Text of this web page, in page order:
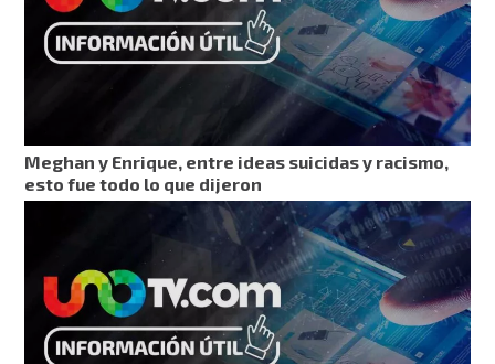
Meghan y Enrique, entre ideas suicidas y racismo,
esto fue todo lo que dijeron